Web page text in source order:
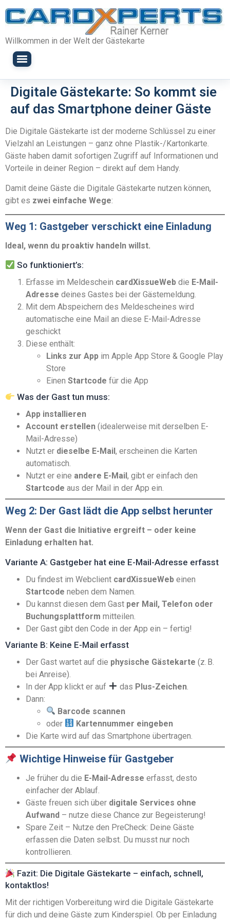
Willkommen in der Welt der Gästekarte
Digitale Gästekarte: So kommt sie
auf das Smartphone deiner Gäste
Die Digitale Gästekarte ist der moderne Schlüssel zu einer
Vielzahl an Leistungen – ganz ohne Plastik-/Kartonkarte.
Gäste haben damit sofortigen Zugriff auf Informationen und
Vorteile in deiner Region – direkt auf dem Handy.
Damit deine Gäste die Digitale Gästekarte nutzen können,
gibt es zwei einfache Wege:
Weg 1: Gastgeber verschickt eine Einladung
Ideal, wenn du proaktiv handeln willst.
So funktioniert’s:
Erfasse im Meldeschein cardXissueWeb die E-Mail-
Adresse deines Gastes bei der Gästemeldung.
Mit dem Abspeichern des Meldescheines wird
automatische eine Mail an diese E-Mail-Adresse
geschickt
Diese enthält:
Links zur App im Apple App Store & Google Play
Store
Einen Startcode für die App
Was der Gast tun muss:
App installieren
Account erstellen (idealerweise mit derselben E-
Mail-Adresse)
Nutzt er dieselbe E-Mail , erscheinen die Karten
automatisch.
Nutzt er eine andere E-Mail , gibt er einfach den
Startcode aus der Mail in der App ein.
Weg 2: Der Gast lädt die App selbst herunter
Wenn der Gast die Initiative ergreift – oder keine
Einladung erhalten hat.
Variante A: Gastgeber hat eine E-Mail-Adresse erfasst
Du findest im Webclient cardXissueWeb einen
Startcode neben dem Namen.
Du kannst diesen dem Gast per Mail, Telefon oder
Buchungsplattform mitteilen.
Der Gast gibt den Code in der App ein – fertig!
Variante B: Keine E-Mail erfasst
Der Gast wartet auf die physische Gästekarte (z. B.
bei Anreise).
In der App klickt er auf
das Plus-Zeichen.
Dann:
Barcode scannen
oder
Kartennummer eingeben
Die Karte wird auf das Smartphone übertragen.
Wichtige Hinweise für Gastgeber
Je früher du die E-Mail-Adresse erfasst, desto
einfacher der Ablauf.
Gäste freuen sich über digitale Services ohne
Aufwand – nutze diese Chance zur Begeisterung!
Spare Zeit – Nutze den PreCheck: Deine Gäste
erfassen die Daten selbst. Du musst nur noch
kontrollieren.
Fazit: Die Digitale Gästekarte – einfach, schnell,
kontaktlos!
Mit der richtigen Vorbereitung wird die Digitale Gästekarte
für dich und deine Gäste zum Kinderspiel. Ob per Einladung